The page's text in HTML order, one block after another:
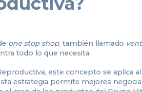
one stop shop, también llamado
todo lo que necesita.
este concepto se aplica
estrategia permite mejores